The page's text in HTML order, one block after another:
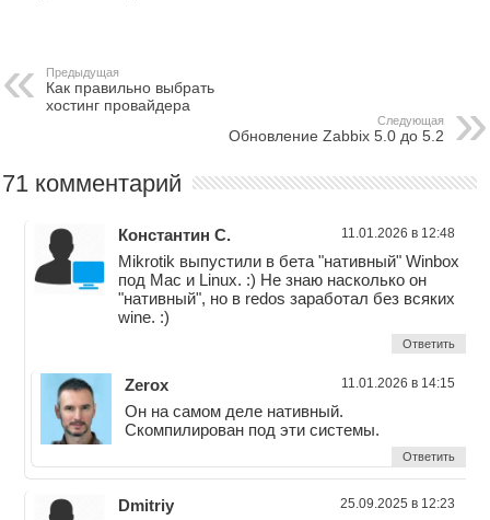
Предыдущая
Как правильно выбрать
хостинг провайдера
Следующая
Обновление Zabbix 5.0 до 5.2
71 комментарий
Константин С. 11.01.2026 в 12:48
Mikrotik выпустили в бета "нативный" Winbox
под Mac и Linux. :) Не знаю насколько он
"нативный", но в redos заработал без всяких
wine. :)
Ответить
Zerox 11.01.2026 в 14:15
Он на самом деле нативный.
Скомпилирован под эти системы.
Ответить
Dmitriy 25.09.2025 в 12:23